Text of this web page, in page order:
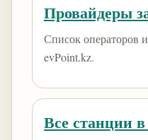
Провайдеры
Список операторов
evPoint.kz.
Все станции